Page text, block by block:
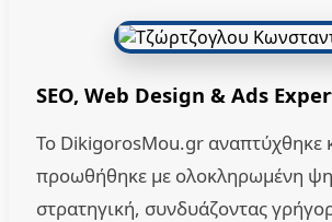
SEO, Web Design & Ads
Το DikigorosMou.gr αναπτύχθηκε
προωθήθηκε με ολοκληρωμένη
στρατηγική, συνδυάζοντας